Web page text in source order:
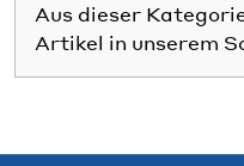
Aus dieser
Artikel in unserem